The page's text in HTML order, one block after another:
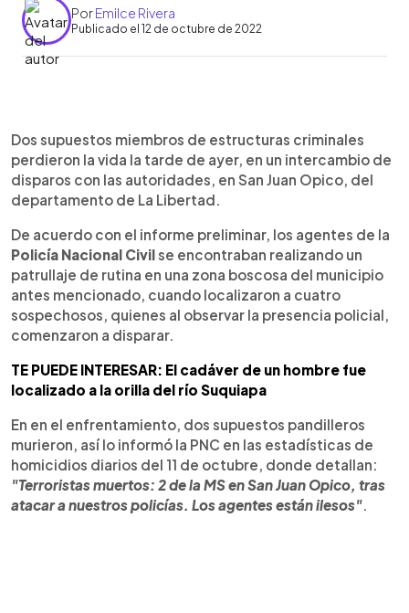
PorEmilce Rivera
Publicado el 12 de octubre de 2022
Escuchar artículo
Dos supuestos miembros de estructuras criminales
perdieron la vida la tarde de ayer, en un intercambio de
disparos con las autoridades, en San Juan Opico, del
departamento de La Libertad.
De acuerdo con el informe preliminar, los agentes de la
Policía Nacional Civilse encontraban realizando un
patrullaje de rutina en una zona boscosa del municipio
antes mencionado, cuando localizaron a cuatro
sospechosos, quienes al observar la presencia policial,
comenzaron a disparar.
TE PUEDE INTERESAR: El cadáver de un hombre fue
localizado a la orilla del río Suquiapa
En en el enfrentamiento, dos supuestos pandilleros
murieron, así lo informó la PNC en las estadísticas de
homicidios diarios del 11 de octubre, donde detallan:
"Terroristas muertos: 2 de la MS en San Juan Opico, tras
atacar a nuestros policías. Los agentes están ilesos".